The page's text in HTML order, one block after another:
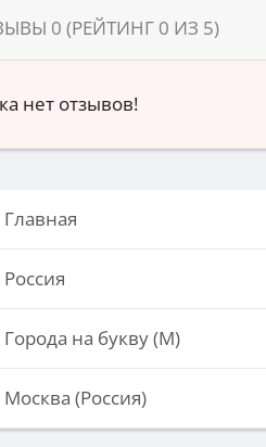
0 (РЕЙТИНГ 0 ИЗ 5)
нет отзывов!
Главная
Россия
Города на букву (М)
Москва (Россия)